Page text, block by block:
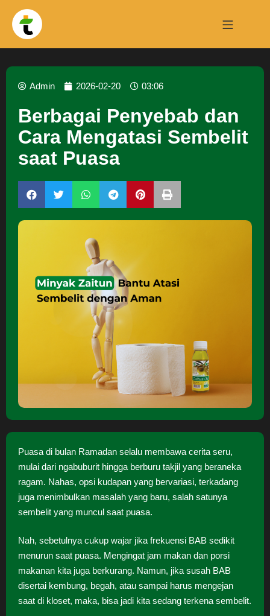
Admin 2026-02-20 03:06
Berbagai Penyebab dan
Cara Mengatasi Sembelit
saat Puasa
Puasa di bulan Ramadan selalu membawa cerita seru,
mulai dari ngabuburit hingga berburu takjil yang beraneka
ragam. Nahas, opsi kudapan yang bervariasi, terkadang
juga menimbulkan masalah yang baru, salah satunya
sembelit yang muncul saat puasa.
Nah, sebetulnya cukup wajar jika frekuensi BAB sedikit
menurun saat puasa. Mengingat jam makan dan porsi
makanan kita juga berkurang. Namun, jika susah BAB
disertai kembung, begah, atau sampai harus mengejan
saat di kloset, maka, bisa jadi kita sedang terkena sembelit.